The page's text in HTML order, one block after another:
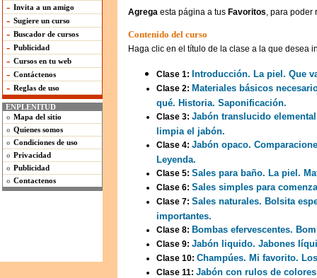
- Invita a un amigo
- Sugiere un curso
- Buscador de cursos
- Publicidad
- Cursos en tu web
- Contáctenos
- Reglas de uso
ENPLENITUD
o Mapa del sitio
o Quienes somos
o Condiciones de uso
o Privacidad
o Publicidad
o Contactenos
Agrega esta página a tus Favoritos, para poder
Contenido del curso
Haga clic en el título de la clase a la que desea
Clase 1: Introducción. La piel. Que
Clase 2: Materiales básicos
qué. Historia. Saponificación.
Clase 3: Jabón translucido
limpia el jabón.
Clase 4: Jabón opaco.
Leyenda.
Clase 5: Sales para baño. La piel.
Clase 6: Sales simples para
Clase 7: Sales naturales. Bolsita
importantes.
Clase 8: Bombas efervescentes.
Clase 9: Jabón liquido. Jabones
Clase 10: Champúes. Mi favorito.
Clase 11: Jabón con rulos de